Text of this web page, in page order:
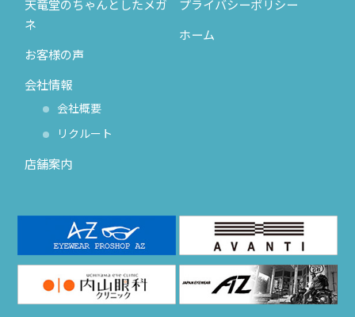
天竜堂のちゃんとしたメガ
ネ
お客様の声
会社情報
会社概要
リクルート
店舗案内
プライバシーポリシー
ホーム